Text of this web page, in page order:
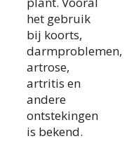
het gebruik
bij koorts,
darmproblemen,
artrose,
artritis en
andere
ontstekingen
is bekend.